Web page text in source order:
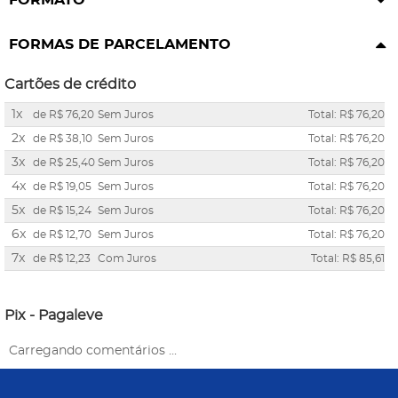
FORMAS DE PARCELAMENTO
Cartões de crédito
1x de R$ 76,20 Sem Juros Total: R$ 76,20
2x de R$ 38,10 Sem Juros Total: R$ 76,20
3x de R$ 25,40 Sem Juros Total: R$ 76,20
4x de R$ 19,05 Sem Juros Total: R$ 76,20
5x de R$ 15,24 Sem Juros Total: R$ 76,20
6x de R$ 12,70 Sem Juros Total: R$ 76,20
7x de R$ 12,23 Com Juros Total: R$ 85,61
Pix - Pagaleve
Carregando comentários ...